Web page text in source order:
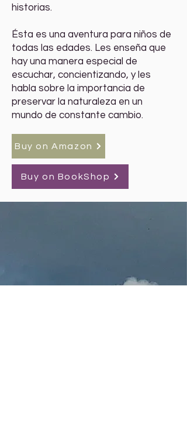
historias.
Ésta es una aventura para niños de
todas las edades. Les enseña que
hay una manera especial de
escuchar, concientizando, y les
habla sobre la importancia de
preservar la naturaleza en un
mundo de constante cambio.
Buy on Amazon
Buy on BookShop